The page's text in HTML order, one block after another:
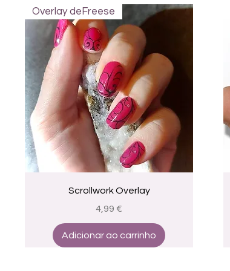
Visualização rápida
Overlay deFreese
Scrollwork Overlay
Preço
4,99 €
Adicionar ao carrinho